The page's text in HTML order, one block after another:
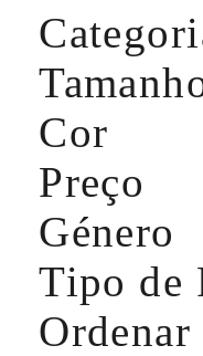
Cor
Preço
Género
Tipo de